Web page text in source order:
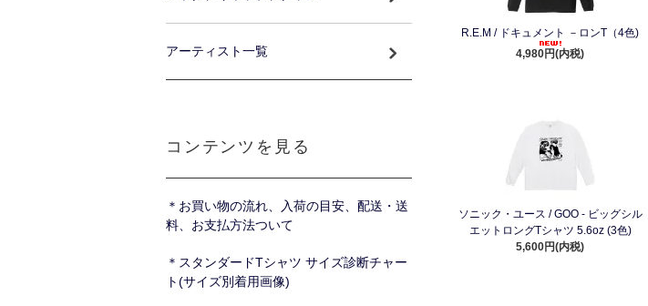
R.E.M / ドキュメント －ロンT（4色)
4,980円(内税)
ソニック・ユース / GOO - ビッグシル
エットロングTシャツ 5.6oz (3色)
5,600円(内税)
アーティスト一覧
コンテンツを見る
＊お買い物の流れ、入荷の目安、配送・送
料、お支払方法ついて
＊スタンダードTシャツ サイズ診断チャー
ト(サイズ別着用画像)